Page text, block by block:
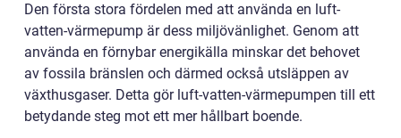
Den första stora fördelen med att använda en luft-
vatten-värmepump är dess miljövänlighet. Genom att
använda en förnybar energikälla minskar det behovet
av fossila bränslen och därmed också utsläppen av
växthusgaser. Detta gör luft-vatten-värmepumpen till ett
betydande steg mot ett mer hållbart boende.